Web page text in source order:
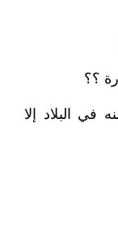
؟؟
البلاد إلا